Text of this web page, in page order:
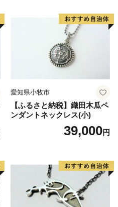
愛知県小牧市
【ふるさと納税】織田木瓜ペ
ンダントネックレス(小)
39,000円